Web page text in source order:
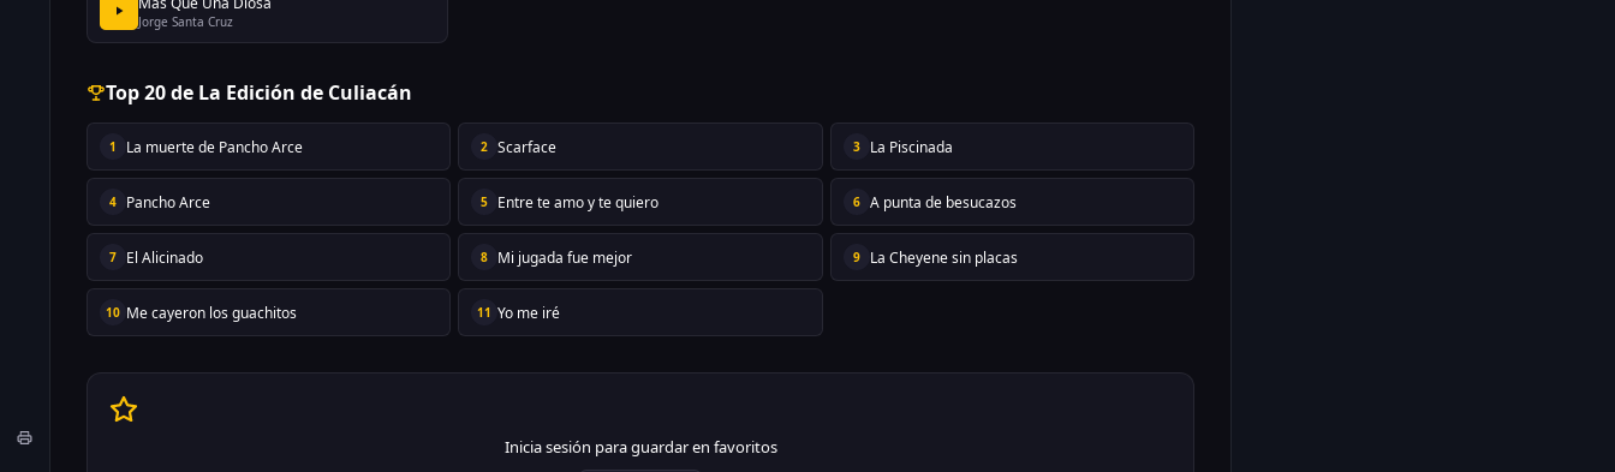
Jorge Santa Cruz
Top 20 de La Edición de Culiacán
1 La muerte de Pancho Arce 2 Scarface 3 La Piscinada
4 Pancho Arce 5 Entre te amo y te quiero 6 A punta de besucazos
7 El Alicinado 8 Mi jugada fue mejor 9 La Cheyene sin placas
10 Me cayeron los guachitos 11 Yo me iré
Inicia sesión para guardar en favoritos